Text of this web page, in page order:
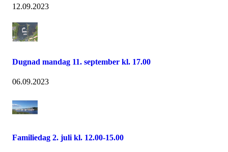
12.09.2023
Dugnad mandag 11. september kl. 17.00
06.09.2023
Familiedag 2. juli kl. 12.00-15.00